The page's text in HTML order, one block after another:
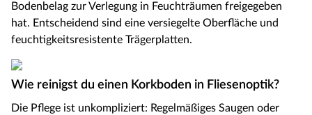
Bodenbelag zur Verlegung in Feuchträumen freigegeben
hat. Entscheidend sind eine versiegelte Oberfläche und
feuchtigkeitsresistente Trägerplatten.
Wie reinigst du einen Korkboden in Fliesenoptik?
Die Pflege ist unkompliziert: Regelmäßiges Saugen oder